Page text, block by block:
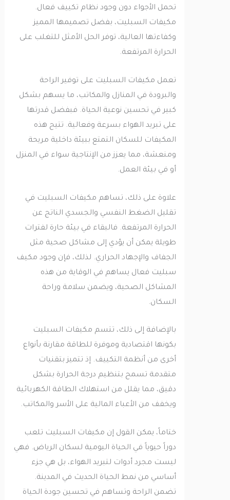
تحمل الأجواء دون وجود نظام تكييف فعال.
مكيفات السبليت، بفضل تصميمها المميز
وكفاءتها العالية، توفر الحل الأمثل للتغلب على
الحرارة المرتفعة.
تعمل مكيفات السبليت على توفير الراحة
والبرودة في المنازل والمكاتب، ما يسهم بشكل
كبير في تحسين نوعية الحياة. فبفضل قدرتها
على تبريد الهواء بسرعة وفعالية. تتيح هذه
المكيفات للسكان التمتع ببيئة داخلية مريحة
ومنعشة، مما يعزز من الإنتاجية سواء في المنزل
أو في بيئة العمل.
علاوة على ذلك، تساهم مكيفات السبليت في
تقليل الضغط النفسي والجسدي الناتج عن
الحرارة المرتفعة. فالبقاء في بيئة حارة لفترات
طويلة يمكن أن يؤدي إلى مشاكل صحية مثل
الجفاف والإجهاد الحراري. لذلك، فإن وجود مكيف
سبليت فعال يساهم في الوقاية من هذه
المشاكل الصحية، ويضمن سلامة وراحة
السكان.
بالإضافة إلى ذلك، تتسم مكيفات السبليت
بكونها اقتصادية وموفرة للطاقة مقارنة بأنواع
أخرى من أنظمة التكييف. إذ تتميز بتقنيات
متقدمة تسمح بتنظيم درجة الحرارة بشكل
دقيق، مما يقلل من استهلاك الطاقة الكهربائية
ويخفف من الأعباء المالية على الأسر والمكاتب.
ختاماً، يمكن القول إن مكيفات السبليت تلعب
دوراً حيوياً في الحياة اليومية لسكان الرياض. فهي
ليست مجرد أدوات لتبريد الهواء، بل هي جزء
أساسي من نمط الحياة الحديث في المدينة.
تضمن الراحة وتساهم في تحسين جودة الحياة